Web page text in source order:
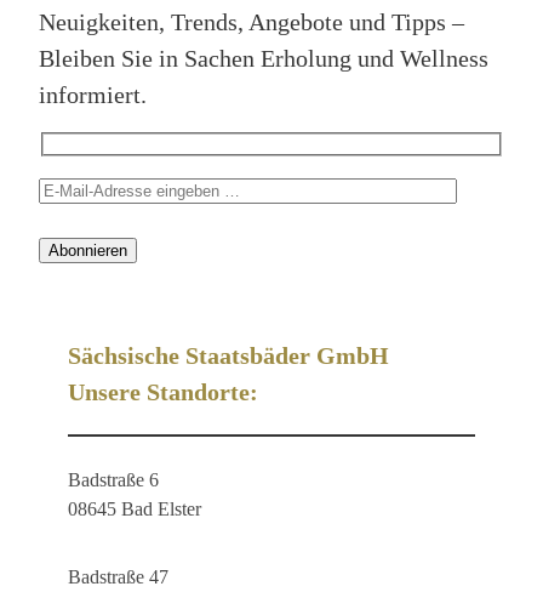
Neuigkeiten, Trends, Angebote und Tipps –
Bleiben Sie in Sachen Erholung und Wellness
informiert.
Sächsische Staatsbäder GmbH
Unsere Standorte:
Badstraße 6
08645 Bad Elster
Badstraße 47